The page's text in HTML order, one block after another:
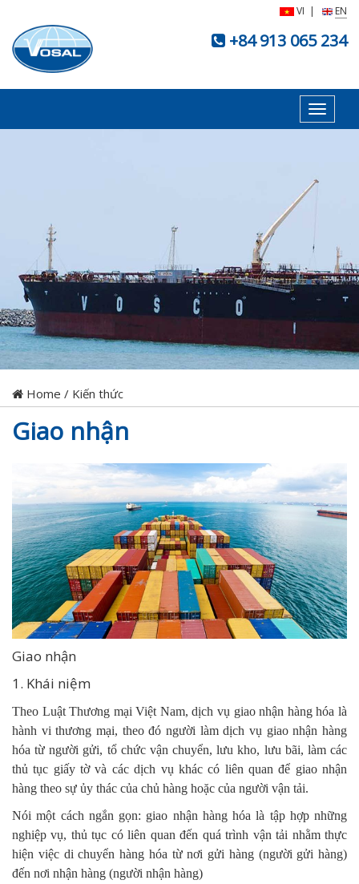
VI | EN
+84 913 065 234
Toggle
Home / Kiến thức
Giao nhận
Giao nhận
1. Khái niệm
Theo Luật Thương mại Việt Nam, dịch vụ giao nhận hàng hóa là
hành vi thương mại, theo đó người làm dịch vụ giao nhận hàng
hóa từ người gửi, tổ chức vận chuyển, lưu kho, lưu bãi, làm các
thủ tục giấy tờ và các dịch vụ khác có liên quan để giao nhận
hàng theo sự ủy thác của chủ hàng hoặc của người vận tải.
Nói một cách ngắn gọn: giao nhận hàng hóa là tập hợp những
nghiệp vụ, thủ tục có liên quan đến quá trình vận tải nhằm thực
hiện việc di chuyển hàng hóa từ nơi gửi hàng (người gửi hàng)
đến nơi nhận hàng (người nhận hàng)